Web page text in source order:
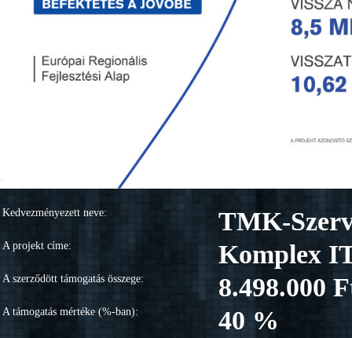
Kedvezményezett neve: TMK-
A projekt címe: Komplex
A szerződött támogatás összege: 8.498.000
A támogatás mértéke (%-ban): 40 %